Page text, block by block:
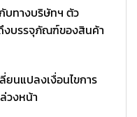
บทางบริษัทฯ ตัว
งบรรจุภัณฑ์ของสินค้า
ยนแปลงเงื่อนไขการ
วงหน้า